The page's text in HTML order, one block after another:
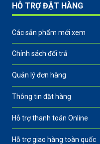
HỖ TRỢ ĐẶT HÀNG
Các sản phẩm mới xem
Chính sách đổi trả
Quản lý đơn hàng
Thông tin đặt hàng
Hỗ trợ thanh toán Online
Hỗ trợ giao hàng toàn quốc